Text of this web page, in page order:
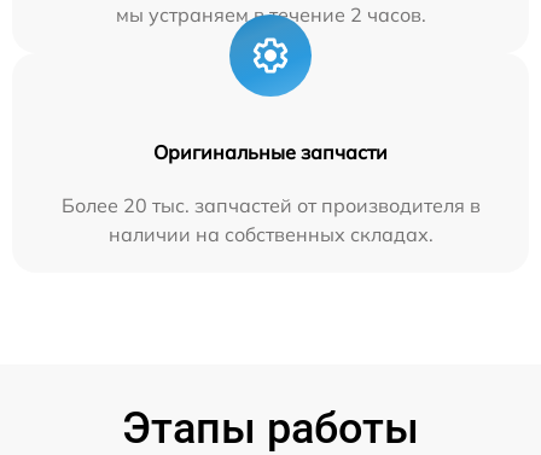
мы устраняем в течение 2 часов.
Оригинальные запчасти
Более 20 тыс. запчастей от производителя в
наличии на собственных складах.
Этапы работы